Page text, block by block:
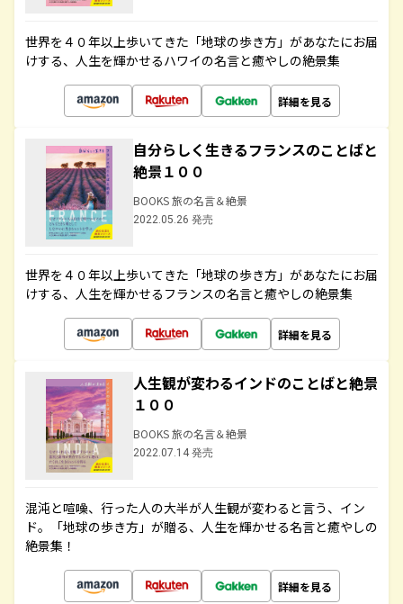
世界を４０年以上歩いてきた「地球の歩き方」があなたにお届
けする、人生を輝かせるハワイの名言と癒やしの絶景集
詳細を見る
自分らしく生きるフランスのことばと
絶景１００
BOOKS 旅の名言＆絶景
2022.05.26 発売
世界を４０年以上歩いてきた「地球の歩き方」があなたにお届
けする、人生を輝かせるフランスの名言と癒やしの絶景集
詳細を見る
人生観が変わるインドのことばと絶景
１００
BOOKS 旅の名言＆絶景
2022.07.14 発売
混沌と喧噪、行った人の大半が人生観が変わると言う、イン
ド。「地球の歩き方」が贈る、人生を輝かせる名言と癒やしの
絶景集！
詳細を見る